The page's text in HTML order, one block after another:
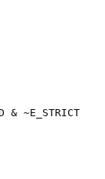
& ~E_STRICT